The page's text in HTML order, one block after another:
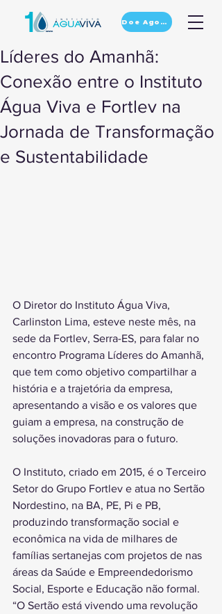
Doe Agora
Líderes do Amanhã:
Conexão entre o Instituto
Água Viva e Fortlev na
Jornada de Transformação
e Sustentabilidade
O Diretor do Instituto Água Viva,
Carlinston Lima, esteve neste mês, na
sede da Fortlev, Serra-ES, para falar no
encontro Programa Líderes do Amanhã,
que tem como objetivo compartilhar a
história e a trajetória da empresa,
apresentando a visão e os valores que
guiam a empresa, na construção de
soluções inovadoras para o futuro.
O Instituto, criado em 2015, é o Terceiro
Setor do Grupo Fortlev e atua no Sertão
Nordestino, na BA, PE, Pi e PB,
produzindo transformação social e
econômica na vida de milhares de
famílias sertanejas com projetos de nas
áreas da Saúde e Empreendedorismo
Social, Esporte e Educação não formal.
“O Sertão está vivendo uma revolução